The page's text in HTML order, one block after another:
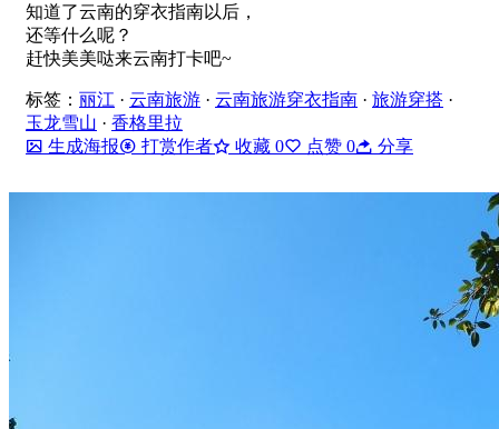
知道了云南的穿衣指南以后，
还等什么呢？
赶快美美哒来云南打卡吧~
标签： 丽江 · 云南旅游 · 云南旅游穿衣指南 · 旅游穿搭 ·
玉龙雪山 · 香格里拉
生成海报
打赏作者 收藏 0 点赞 0 分享